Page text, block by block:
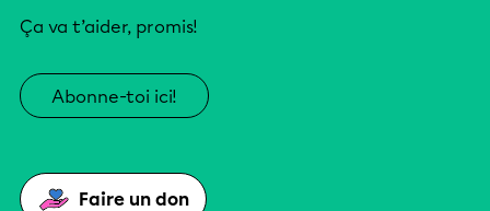
Ça va t’aider, promis!
Abonne-toi ici!
Faire un don